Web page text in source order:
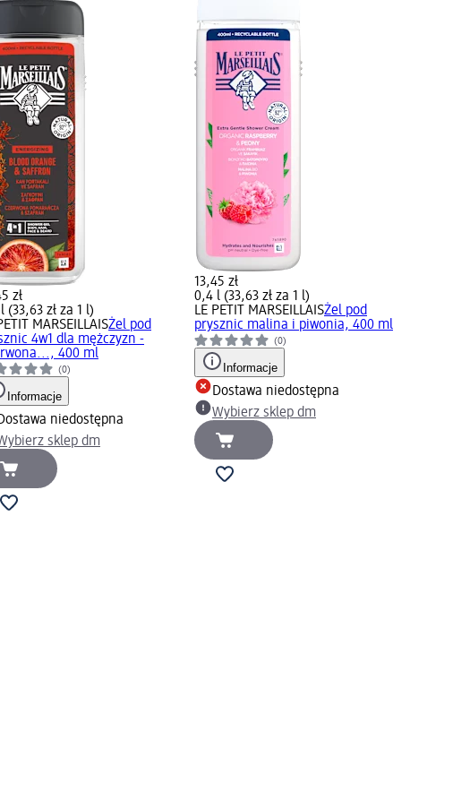
zł
(33,63 zł za 1 l)
MARSEILLAISŻel pod
4w1 dla mężczyzn -
400 ml
(0)
Informacje
niedostępna
sklep dm
13,45 zł
0,4 l (33,63 zł za 1 l)
LE PETIT MARSEILLAISŻel pod
prysznic malina i piwonia, 400 ml
(0)
Informacje
Dostawa niedostępna
Wybierz sklep dm